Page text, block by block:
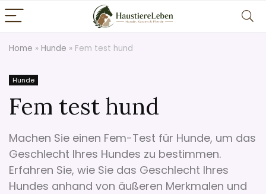
Home » Hunde » Fem test hund
Hunde
Fem test hund
Machen Sie einen Fem-Test für Hunde, um das
Geschlecht Ihres Hundes zu bestimmen.
Erfahren Sie, wie Sie das Geschlecht Ihres
Hundes anhand von äußeren Merkmalen und